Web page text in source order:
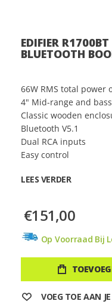
EDIFIER
BLUETOOTH
66W RMS total power
4" Mid-range and
Classic wooden
Bluetooth V5.1
Dual RCA inputs
Easy control
LEES VERDER
€151,00
Op Voorraad Bij
VOEG TOE AAN